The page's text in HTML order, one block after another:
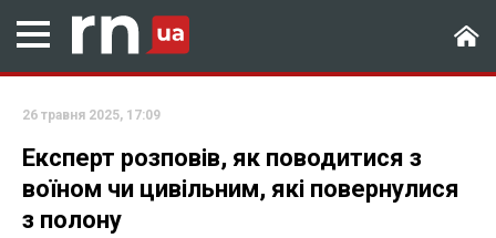
26 травня 2025, 17:09
Експерт розповів, як поводитися з
воїном чи цивільним, які повернулися
з полону